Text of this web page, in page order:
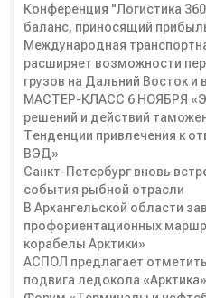
Конференция "Логистика
баланс, приносящий
Международная
расширяет возможности
грузов на Дальний Восток и
МАСТЕР-КЛАСС 6 НОЯБРЯ
решений и действий
Тенденции привлечения к
ВЭД»
Санкт-Петербург вновь
события рыбной отрасли
В Архангельской области
профориентационных
корабелы Арктики»
АСПОЛ предлагает
подвига ледокола